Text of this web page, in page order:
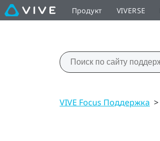
Продукт VIVERSE
VIVE Focus Поддержка >